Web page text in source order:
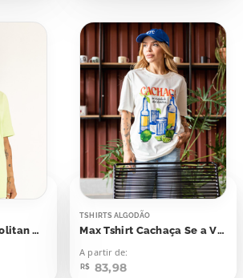
Max Tshirt Cosmopolitan Martini
TSHIRTS ALGODÃO
Max Tshirt Cachaça Se a Vida Te Der Limões
A partir de:
R$ 83,98